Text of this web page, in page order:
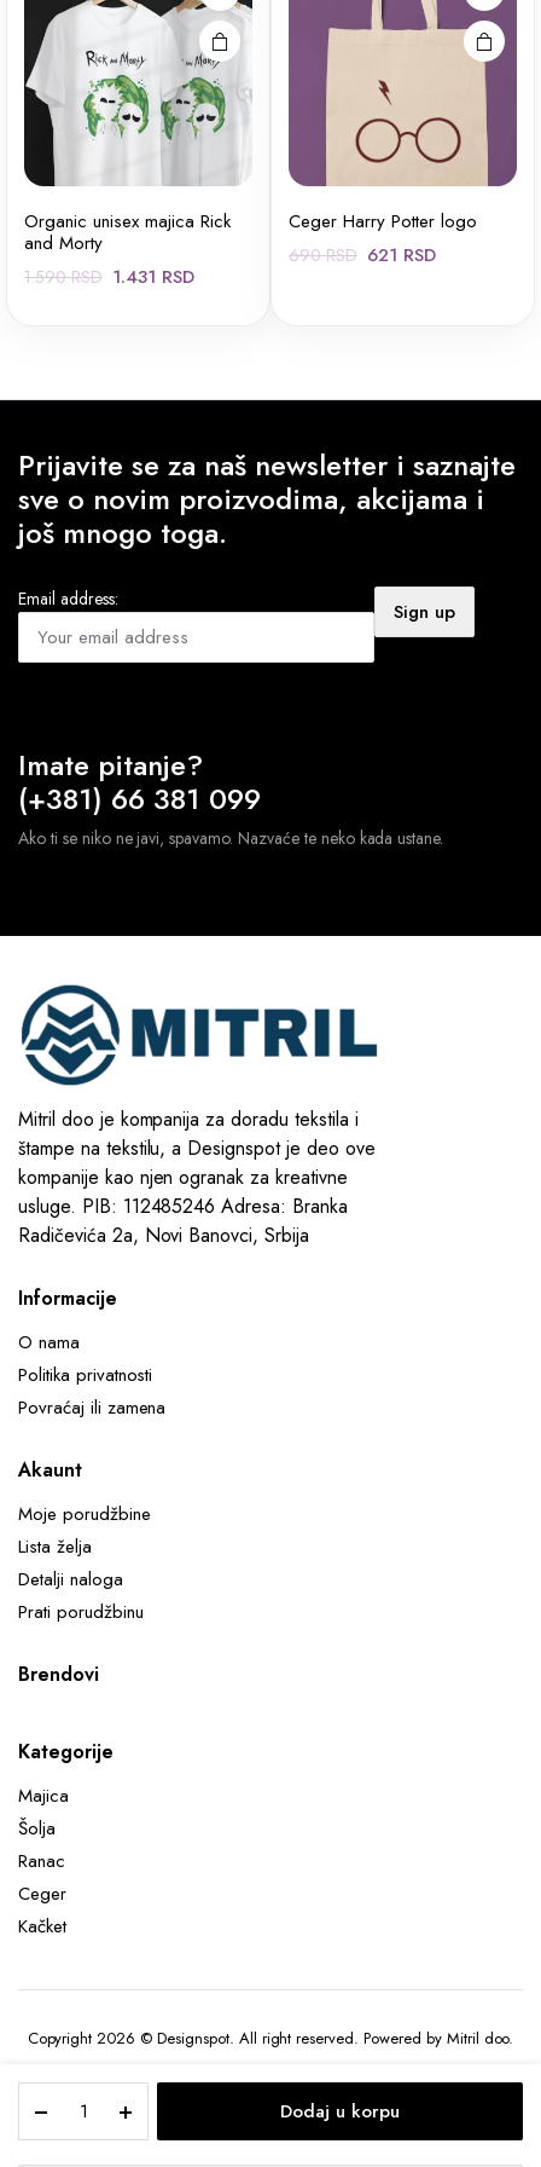
Things
bulb
Dodaj u korpu
mogu biti
izabrane
na stranici
proizvoda.
Organic unisex majica Rick
and Morty
1.590RSD Originalna
1.431 RSDTrenutna
mogu biti
izabrane
na stranici
proizvoda.
Ceger Harry Potter logo
690RSD Originalna
621 RSDTrenutna
Prijavite se za naš newsletter i saznajte
sve o novim proizvodima, akcijama i
još mnogo toga.
Email address:
Imate pitanje?
(+381) 66 381 099
Ako ti se niko ne javi, spavamo. Nazvaće te neko kada ustane.
Mitril doo je kompanija za doradu tekstila i
štampe na tekstilu, a Designspot je deo ove
kompanije kao njen ogranak za kreativne
usluge. PIB: 112485246 Adresa: Branka
Radičevića 2a, Novi Banovci, Srbija
Informacije
O nama
Politika privatnosti
Povraćaj ili zamena
Akaunt
Moje porudžbine
Lista želja
Detalji naloga
Prati porudžbinu
Brendovi
Kategorije
Majica
Šolja
Ranac
Ceger
Kačket
Copyright 2026 © Designspot. All right reserved. Powered by Mitril doo.